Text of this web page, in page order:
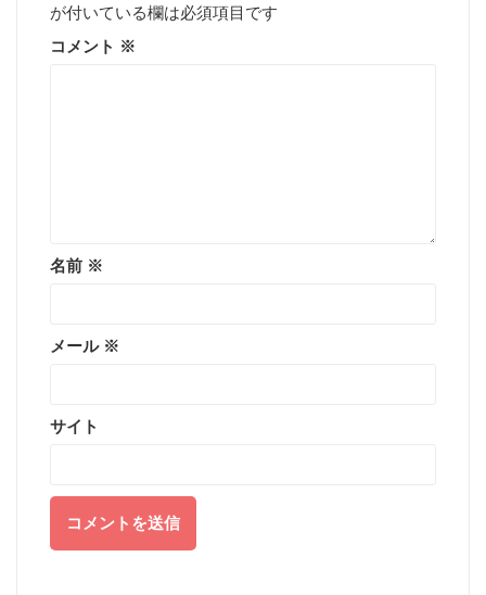
が付いている欄は必須項目です
コメント ※
名前 ※
メール ※
サイト